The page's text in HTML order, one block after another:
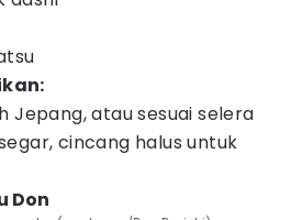
Jepang, atau sesuai selera
cincang halus untuk
Don